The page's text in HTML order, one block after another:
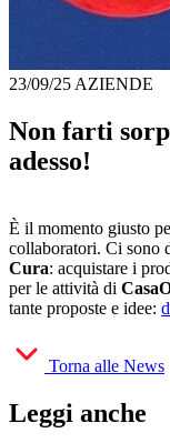
23/09/25 AZIENDE
Non farti
adesso!
È il momento giusto
collaboratori. Ci sono
Cura: acquistare i
per le attività di
tante proposte e idee:
Torna alle News
Leggi anche